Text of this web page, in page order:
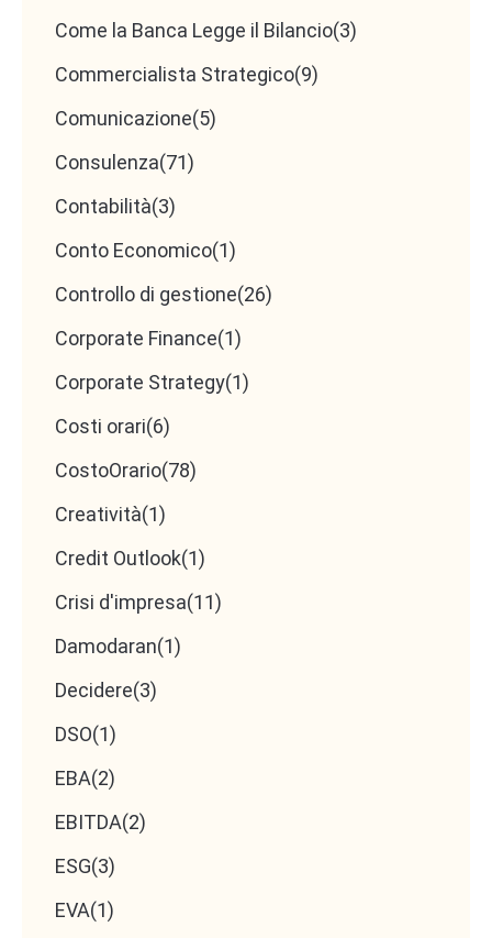
Come la Banca Legge il Bilancio(3)
Commercialista Strategico(9)
Comunicazione(5)
Consulenza(71)
Contabilità(3)
Conto Economico(1)
Controllo di gestione(26)
Corporate Finance(1)
Corporate Strategy(1)
Costi orari(6)
CostoOrario(78)
Creatività(1)
Credit Outlook(1)
Crisi d'impresa(11)
Damodaran(1)
Decidere(3)
DSO(1)
EBA(2)
EBITDA(2)
ESG(3)
EVA(1)